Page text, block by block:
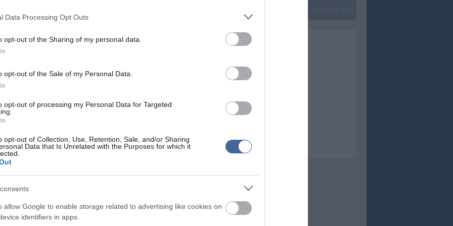
Data Processing Opt Outs
opt-out of the Sharing of my personal data.
opt-out of the Sale of my Personal Data.
opt-out of processing my Personal Data for Targeted
opt-out of Collection, Use, Retention, Sale, and/or Sharing
Data that Is Unrelated with the Purposes for which it
allow Google to enable storage related to advertising like cookies on
identifiers in apps.
alapján a közléstől, illetve tudomásra jutástól
meghozott döntés ellen a jelentkező, illetve az
való hivatkozással - bírósági
kereseti kérelmet nyújthat be.
a figyelmet arra is, előfordulhat, hogy
jelentkezők hiányában vagy egyéb okok
szükséges, a felvétel feltételeit teljesítő
ellenére sem indul új évfolyam.
141 ezren adtak be felsőoktatási intézményekbe
körülbelül ugyanannyian, mint tavaly. A legtöbb
30 ezer - 1992-ben született, a legfiatalabb
ben látta meg a napvilágot. A legidősebb jelentkező
és fizikát szeretne tanulni Szegeden. A
ebben az évben is az Eötvös Loránd
(ELTE), amelyet a sorrendben a Debreceni
Tudományegyetem követ. A képzésterületek